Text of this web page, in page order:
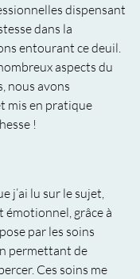
dispensant
dans la
entourant ce deuil.
aspects du
nous avons
mis en pratique
!
j’ai lu sur le sujet,
émotionnel, grâce à
par les soins
permettant de
Ces soins me